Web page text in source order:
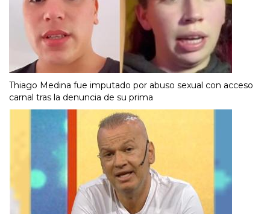
Thiago Medina fue imputado por abuso sexual con acceso
carnal tras la denuncia de su prima